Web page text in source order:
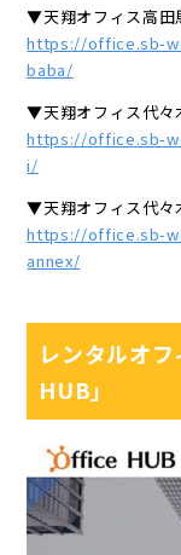
▼天翔オフィス高田
https://office.sb-
baba/
▼天翔オフィス代々
https://office.sb-
i/
▼天翔オフィス代々
https://office.sb-
annex/
レンタルオ
HUB」